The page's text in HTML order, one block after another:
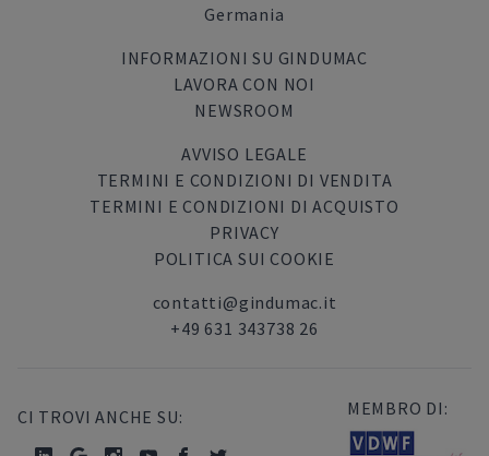
Germania
INFORMAZIONI SU GINDUMAC
LAVORA CON NOI
NEWSROOM
AVVISO LEGALE
TERMINI E CONDIZIONI DI VENDITA
TERMINI E CONDIZIONI DI ACQUISTO
PRIVACY
POLITICA SUI COOKIE
contatti@gindumac.it
+49 631 343738 26
CI TROVI ANCHE SU: MEMBRO DI: